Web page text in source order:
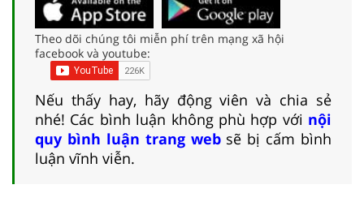
Theo dõi chúng tôi miễn phí trên mạng xã hội
facebook và youtube:
Nếu thấy hay, hãy động viên và chia sẻ
nhé! Các bình luận không phù hợp với nội
quy bình luận trang websẽ bị cấm bình
luận vĩnh viễn.